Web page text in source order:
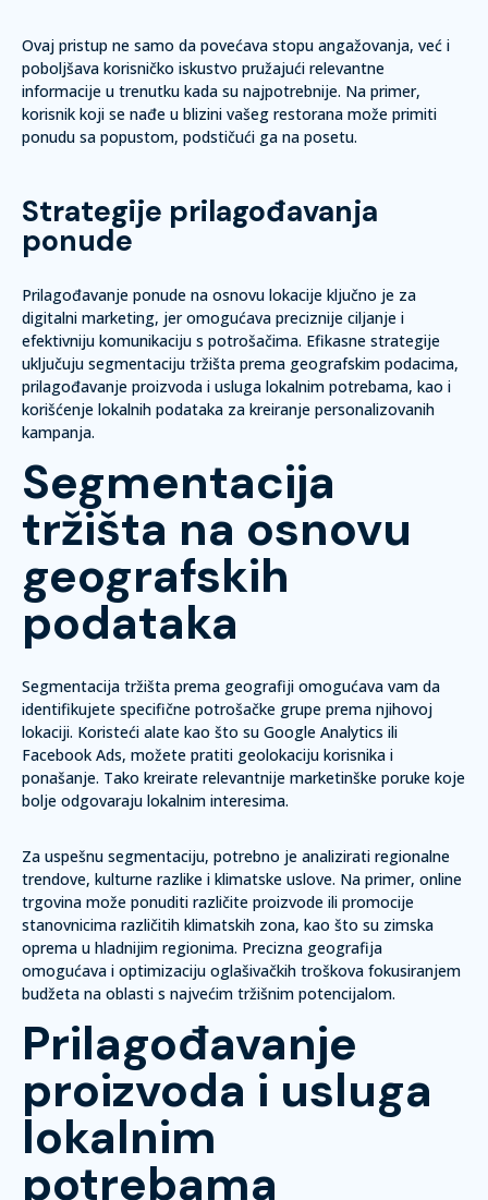
Ovaj pristup ne samo da povećava stopu angažovanja, već i
poboljšava korisničko iskustvo pružajući relevantne
informacije u trenutku kada su najpotrebnije. Na primer,
korisnik koji se nađe u blizini vašeg restorana može primiti
ponudu sa popustom, podstičući ga na posetu.
Strategije prilagođavanja
ponude
Prilagođavanje ponude na osnovu lokacije ključno je za
digitalni marketing, jer omogućava preciznije ciljanje i
efektivniju komunikaciju s potrošačima. Efikasne strategije
uključuju segmentaciju tržišta prema geografskim podacima,
prilagođavanje proizvoda i usluga lokalnim potrebama, kao i
korišćenje lokalnih podataka za kreiranje personalizovanih
kampanja.
Segmentacija
tržišta na osnovu
geografskih
podataka
Segmentacija tržišta prema geografiji omogućava vam da
identifikujete specifične potrošačke grupe prema njihovoj
lokaciji. Koristeći alate kao što su Google Analytics ili
Facebook Ads, možete pratiti geolokaciju korisnika i
ponašanje. Tako kreirate relevantnije marketinške poruke koje
bolje odgovaraju lokalnim interesima.
Za uspešnu segmentaciju, potrebno je analizirati regionalne
trendove, kulturne razlike i klimatske uslove. Na primer, online
trgovina može ponuditi različite proizvode ili promocije
stanovnicima različitih klimatskih zona, kao što su zimska
oprema u hladnijim regionima. Precizna geografija
omogućava i optimizaciju oglašivačkih troškova fokusiranjem
budžeta na oblasti s najvećim tržišnim potencijalom.
Prilagođavanje
proizvoda i usluga
lokalnim
potrebama